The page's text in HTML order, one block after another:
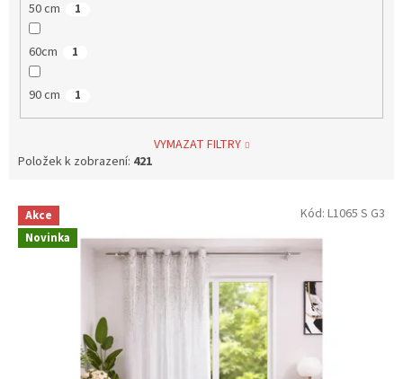
50 cm 1
60cm 1
90 cm 1
VYMAZAT FILTRY
Položek k zobrazení: 421
V
p
Akce
Novinka
Kód: L1065 S G3